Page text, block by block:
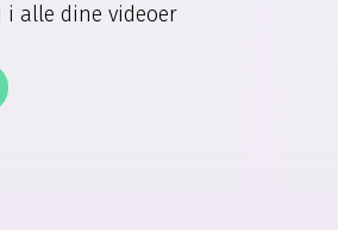
i alle dine videoer